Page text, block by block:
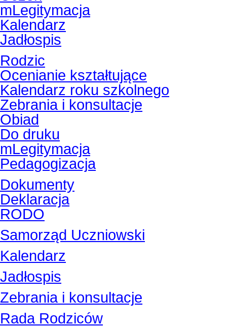
mLegitymacja
Kalendarz
Jadłospis
Rodzic
Ocenianie kształtujące
Kalendarz roku szkolnego
Zebrania i konsultacje
Obiad
Do druku
mLegitymacja
Pedagogizacja
Dokumenty
Deklaracja
RODO
Samorząd Uczniowski
Kalendarz
Jadłospis
Zebrania i konsultacje
Rada Rodziców